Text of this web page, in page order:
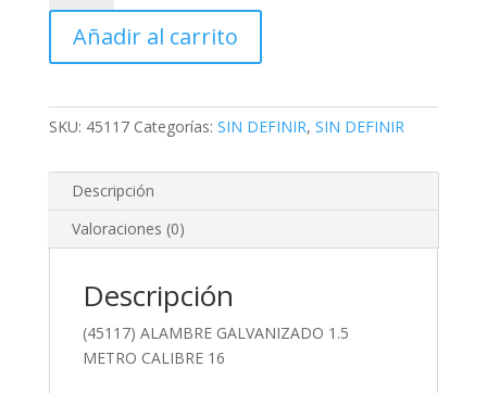
GALVANIZADO
METRO
16
cantidad
Añadir al carrito
SKU: 45117 Categorías: SIN DEFINIR, SIN DEFINIR
Descripción
Valoraciones (0)
Descripción
(45117) ALAMBRE GALVANIZADO 1.5
METRO CALIBRE 16